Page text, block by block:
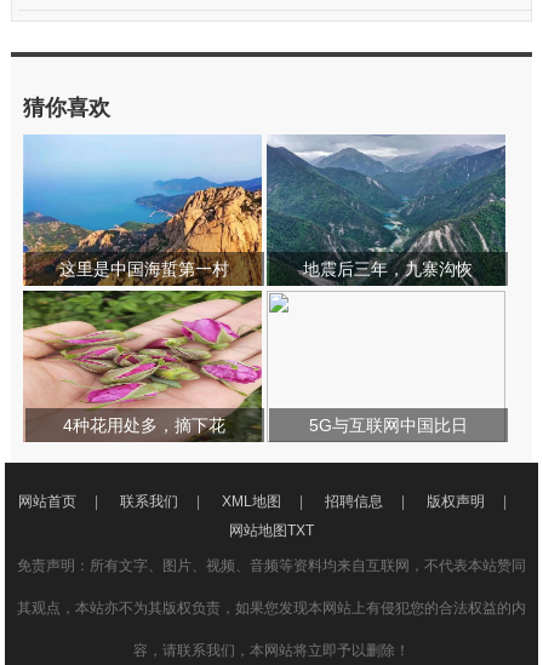
猜你喜欢
这里是中国海蜇第一村 地震后三年，九寨沟恢
4种花用处多，摘下花 5G与互联网中国比日
网站首页 联系我们 XML地图 招聘信息 版权声明
网站地图TXT
免责声明：所有文字、图片、视频、音频等资料均来自互联网，不代表本站赞同
其观点，本站亦不为其版权负责，如果您发现本网站上有侵犯您的合法权益的内
容，请联系我们，本网站将立即予以删除！